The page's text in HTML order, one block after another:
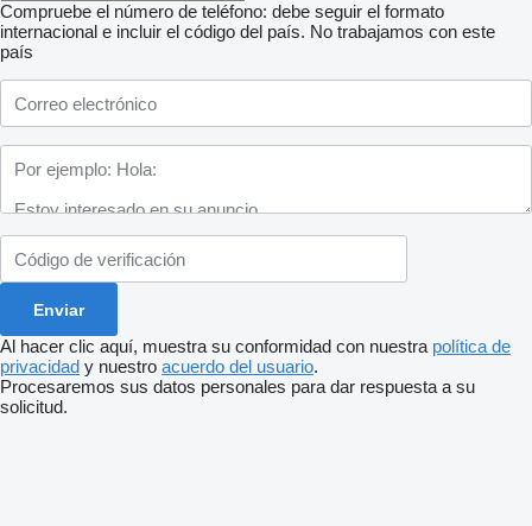
Compruebe el número de teléfono: debe seguir el formato
internacional e incluir el código del país. No trabajamos con este
país
Al hacer clic aquí, muestra su conformidad con nuestra política de
privacidad y nuestro acuerdo del usuario.
Procesaremos sus datos personales para dar respuesta a su
solicitud.